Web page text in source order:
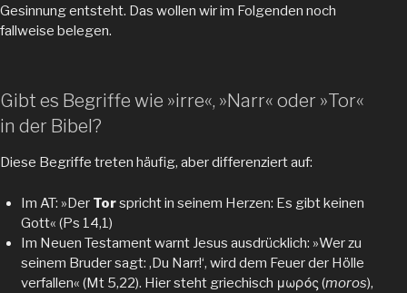
Gesinnung entsteht. Das wollen wir im Folgenden noch
fallweise belegen.
Gibt es Begriffe wie »irre«, »Narr« oder »Tor«
in der Bibel?
Diese Begriffe treten häufig, aber differenziert auf:
Im AT: »Der Torspricht in seinem Herzen: Es gibt keinen
Gott« (Ps 14,1)
Im Neuen Testament warnt Jesus ausdrücklich: »Wer zu
seinem Bruder sagt: ‚Du Narr!‘, wird dem Feuer der Hölle
verfallen« (Mt 5,22). Hier steht griechisch μωρός (moros),